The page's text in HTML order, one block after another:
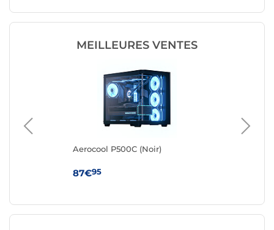
MEILLEURES VENTES
Aerocool P500C (Noir)
87€95